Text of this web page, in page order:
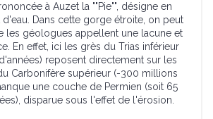
à Auzet la ""Pie"", désigne en
Dans cette gorge étroite, on peut
les géologues appellent une lacune et
En effet, ici les grès du Trias inférieur
reposent directement sur les
Carbonifère supérieur (-300 millions
une couche de Permien (soit 65
disparue sous l'effet de l'érosion.